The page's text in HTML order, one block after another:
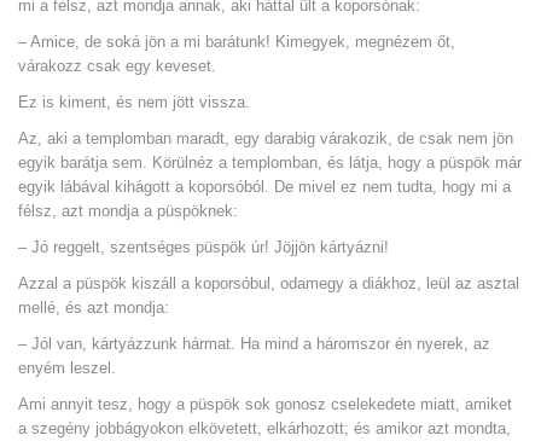
mi a félsz, azt mondja annak, aki háttal ült a koporsónak:
– Amice, de soká jön a mi barátunk! Kimegyek, megnézem őt,
várakozz csak egy keveset.
Ez is kiment, és nem jött vissza.
Az, aki a templomban maradt, egy darabig várakozik, de csak nem jön
egyik barátja sem. Körülnéz a templomban, és látja, hogy a püspök már
egyik lábával kihágott a koporsóból. De mivel ez nem tudta, hogy mi a
félsz, azt mondja a püspöknek:
– Jó reggelt, szentséges püspök úr! Jöjjön kártyázni!
Azzal a püspök kiszáll a koporsóbul, odamegy a diákhoz, leül az asztal
mellé, és azt mondja:
– Jól van, kártyázzunk hármat. Ha mind a háromszor én nyerek, az
enyém leszel.
Ami annyit tesz, hogy a püspök sok gonosz cselekedete miatt, amiket
a szegény jobbágyokon elkövetett, elkárhozott; és amikor azt mondta,